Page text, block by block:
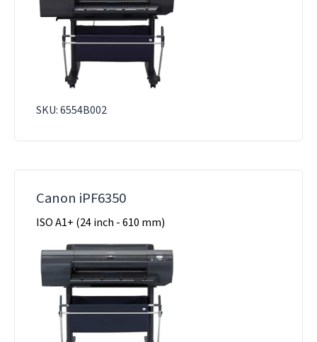
SKU: 6554B002
Canon iPF6350
ISO A1+ (24 inch - 610 mm)